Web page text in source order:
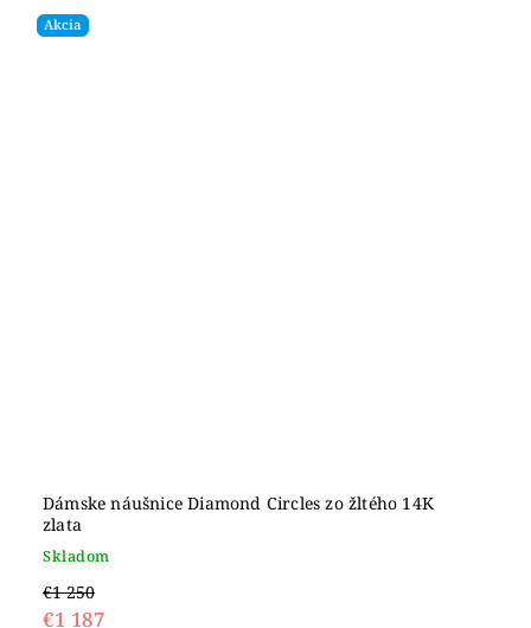
Akcia
Dámske náušnice Diamond Circles zo žltého 14K
zlata
Skladom
€1 250
€1 187